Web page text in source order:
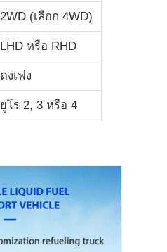
2WD (เลือก 4WD)
LHD หรือ RHD
ดงเฟง
ยูโร 2, 3 หรือ 4